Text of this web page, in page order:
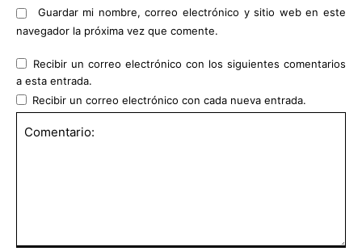
Guardar mi nombre, correo electrónico y sitio web en este
navegador la próxima vez que comente.
Recibir un correo electrónico con los siguientes comentarios
a esta entrada.
Recibir un correo electrónico con cada nueva entrada.